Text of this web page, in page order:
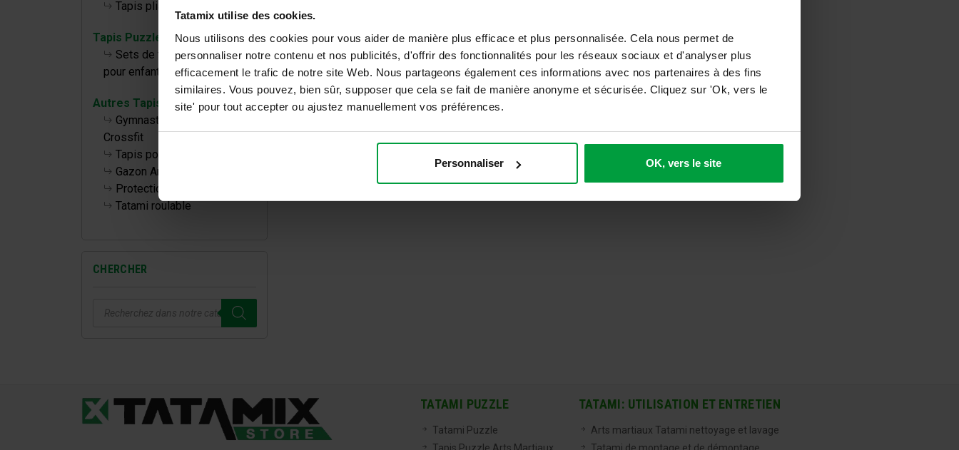
Tatamix utilise des cookies.
Nous utilisons des cookies pour vous aider de manière plus efficace et plus personnalisée. Cela nous permet de
personnaliser notre contenu et nos publicités, d'offrir des fonctionnalités pour les réseaux sociaux et d'analyser plus
efficacement le trafic de notre site Web. Nous partageons également ces informations avec nos partenaires à des fins
similaires. Vous pouvez, bien sûr, supposer que cela se fait de manière anonyme et sécurisée. Cliquez sur 'Ok, vers le
site' pour tout accepter ou ajustez manuellement vos préférences.
Personnaliser OK, vers le site
Tapis pliables
Tapis Puzzle bébé
Sets de tapis de puzzle
pour enfants
Autres Tapis
Gymnastique, Fitness et
Crossfit
Tapis pour la maison
Gazon Artificiel
Protections Murales
Tatami roulable
CHERCHER
de
240,00
Détails Détails
TATAMI PUZZLE
Tatami Puzzle
TATAMI: UTILISATION ET ENTRETIEN
Arts martiaux Tatami nettoyage et lavage